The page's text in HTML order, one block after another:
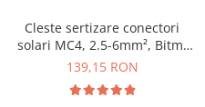
Cleste sertizare conectori
solari MC4, 2.5-6mm², Bitmi
10902
139,15 RON